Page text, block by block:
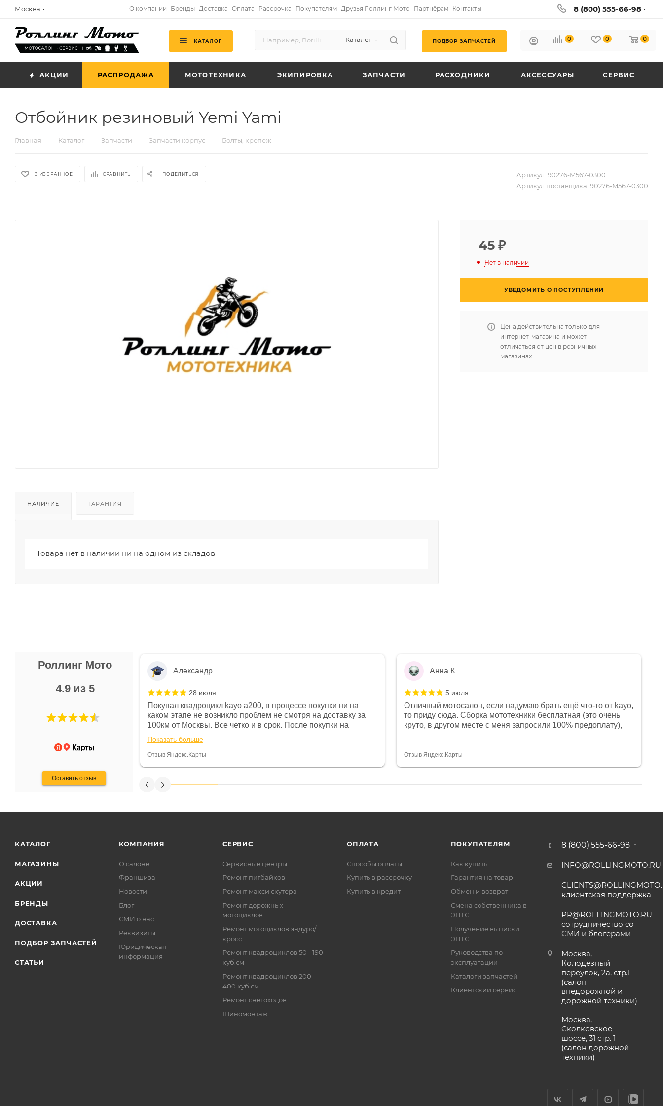
Москва О компании Бренды Доставка Оплата Рассрочка Покупателям Друзья Роллинг Мото Партнёрам Контакты 8 (800) 555-66-98
КАТАЛОГ Каталог ПОДБОР ЗАПЧАСТЕЙ 0 0 0
АКЦИИ РАСПРОДАЖА МОТОТЕХНИКА ЭКИПИРОВКА ЗАПЧАСТИ РАСХОДНИКИ АКСЕССУАРЫ СЕРВИС
Отбойник резиновый Yemi Yami
Главная — Каталог — Запчасти — Запчасти корпус — Болты, крепеж
В ИЗБРАННОЕ СРАВНИТЬ ПОДЕЛИТЬСЯ Артикул: 90276-M567-0300
Артикул поставщика: 90276-M567-0300
НАЛИЧИЕ ГАРАНТИЯ
Товара нет в наличии ни на одном из складов
45 ₽
Нет в наличии
УВЕДОМИТЬ О ПОСТУПЛЕНИИ
Цена действительна только для
интернет-магазина и может
отличаться от цен в розничных
магазинах
Роллинг Мото
4.9 из 5
Оставить отзыв
Не понравились условия
и дают только на год)
Александр
28 июля
Покупал квадроцикл kayo a200, в процессе покупки ни на
каком этапе не возникло проблем не смотря на доставку за
100км от Москвы. Все четко и в срок. После покупки на
спидометре всегда был 0, при этом представители магазина
постоянно были на связи и в итоге проблема была решена.
Считаю, что это говорит о небезразличии к клиенту после
Показать больше
Отзыв Яндекс.Карты
Анна К
5 июля
Отличный мотосалон, если надумаю брать ещё что-то от kayo,
то приду сюда. Сборка мототехники бесплатная (это очень
круто, в другом месте с меня запросили 100% предоплату),
спасибо отдельное, всегда на связи, очень детально всё
Отзыв Яндекс.Карты
КАТАЛОГ
МАГАЗИНЫ
АКЦИИ
БРЕНДЫ
ДОСТАВКА
ПОДБОР ЗАПЧАСТЕЙ
СТАТЬИ
КОМПАНИЯ
О салоне
Франшиза
Новости
Блог
СМИ о нас
Реквизиты
Юридическая
информация
СЕРВИС
Сервисные центры
Ремонт питбайков
Ремонт макси скутера
Ремонт дорожных
мотоциклов
Ремонт мотоциклов эндуро/
кросс
Ремонт квадроциклов 50 - 190
куб.см
Ремонт квадроциклов 200 -
400 куб.см
Ремонт снегоходов
Шиномонтаж
ОПЛАТА
Способы оплаты
Купить в рассрочку
Купить в кредит
ПОКУПАТЕЛЯМ
Как купить
Гарантия на товар
Обмен и возврат
Смена собственника в
ЭПТС
Получение выписки
ЭПТС
Руководства по
эксплуатации
Каталоги запчастей
Клиентский сервис
8 (800) 555-66-98
INFO@ROLLINGMOTO.RU
клиентская поддержка
PR@ROLLINGMOTO.RU
сотрудничество со
СМИ и блогерами
Москва,
Колодезный
переулок, 2а, стр.1
(салон
внедорожной и
дорожной техники)
Москва,
Сколковское
шоссе, 31 стр. 1
(салон дорожной
техники)